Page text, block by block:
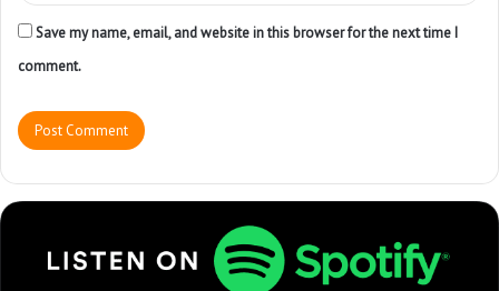
Save my name, email, and website in this browser for the next time I
comment.